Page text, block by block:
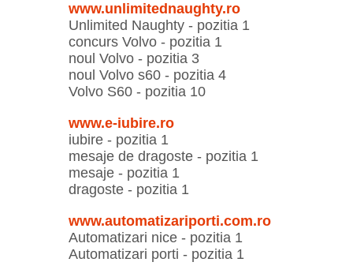
www.unlimitednaughty.ro
Unlimited Naughty - pozitia 1
concurs Volvo - pozitia 1
noul Volvo - pozitia 3
noul Volvo s60 - pozitia 4
Volvo S60 - pozitia 10
www.e-iubire.ro
iubire - pozitia 1
mesaje de dragoste - pozitia 1
mesaje - pozitia 1
dragoste - pozitia 1
www.automatizariporti.com.ro
Automatizari nice - pozitia 1
Automatizari porti - pozitia 1